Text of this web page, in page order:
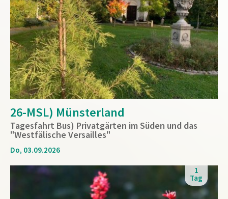
26-MSL) Münsterland
Tagesfahrt Bus) Privatgärten im Süden und das
"Westfälische Versailles"
Do, 03.09.2026
1
Tag